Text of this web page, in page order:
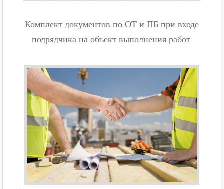
Комплект документов по ОТ и ПБ при входе
подрядчика на объект выполнения работ.